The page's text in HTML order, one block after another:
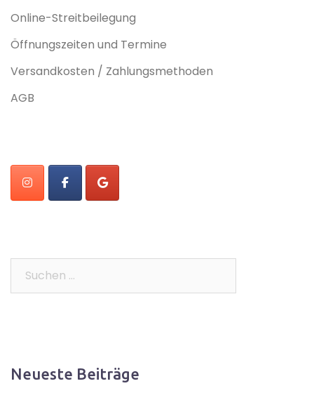
Online-Streitbeilegung
Öffnungszeiten und Termine
Versandkosten / Zahlungsmethoden
AGB
Suchen
Neueste Beiträge